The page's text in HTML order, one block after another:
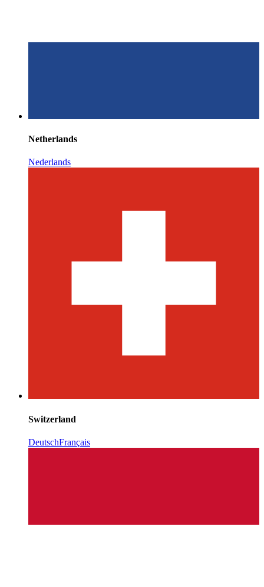
Netherlands
Nederlands
Switzerland
DeutschFrançais